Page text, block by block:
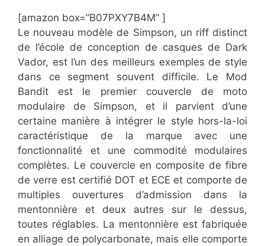
[amazon box=”​​B07PXY7B4M” ]
Le nouveau modèle de Simpson, un riff distinct
de l’école de conception de casques de Dark
Vador, est l’un des meilleurs exemples de style
dans ce segment souvent difficile. Le Mod
Bandit est le premier couvercle de moto
modulaire de Simpson, et il parvient d’une
certaine manière à intégrer le style hors-la-loi
caractéristique de la marque avec une
fonctionnalité et une commodité modulaires
complètes. Le couvercle en composite de fibre
de verre est certifié DOT et ECE et comporte de
multiples ouvertures d’admission dans la
mentonnière et deux autres sur le dessus,
toutes réglables. La mentonnière est fabriquée
en alliage de polycarbonate, mais elle comporte